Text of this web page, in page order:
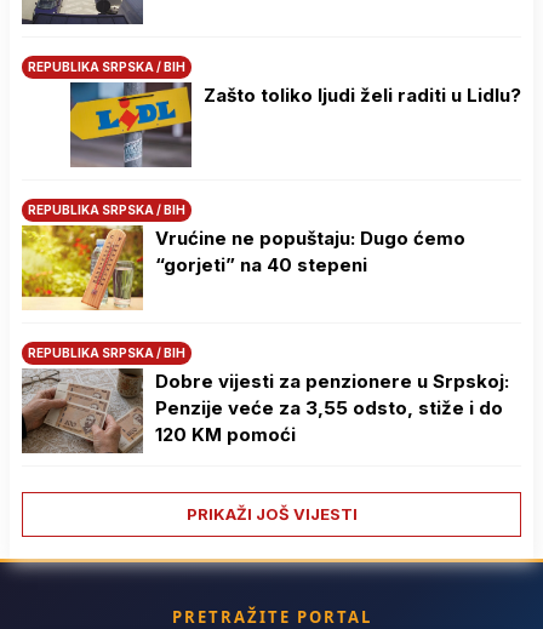
REPUBLIKA SRPSKA / BIH
Zašto toliko ljudi želi raditi u Lidlu?
REPUBLIKA SRPSKA / BIH
Vrućine ne popuštaju: Dugo ćemo
“gorjeti” na 40 stepeni
REPUBLIKA SRPSKA / BIH
Dobre vijesti za penzionere u Srpskoj:
Penzije veće za 3,55 odsto, stiže i do
120 KM pomoći
PRIKAŽI JOŠ VIJESTI
PRETRAŽITE PORTAL